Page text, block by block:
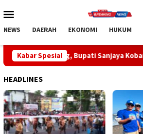
ke
Mobile
NEWS DAERAH EKONOMI HUKUM
Kabar Spesial
Bupati Sanjaya Kobarkan Semangat
HEADLINES